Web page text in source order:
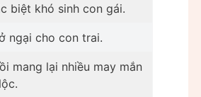
biệt khó sinh con gái.
ngại cho con trai.
mang lại nhiều may mắn